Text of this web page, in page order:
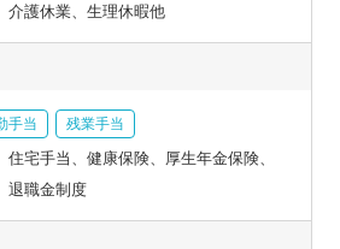
介護休業、生理休暇他
手当 残業手当
宅手当、健康保険、厚生年金保険、
退職金制度